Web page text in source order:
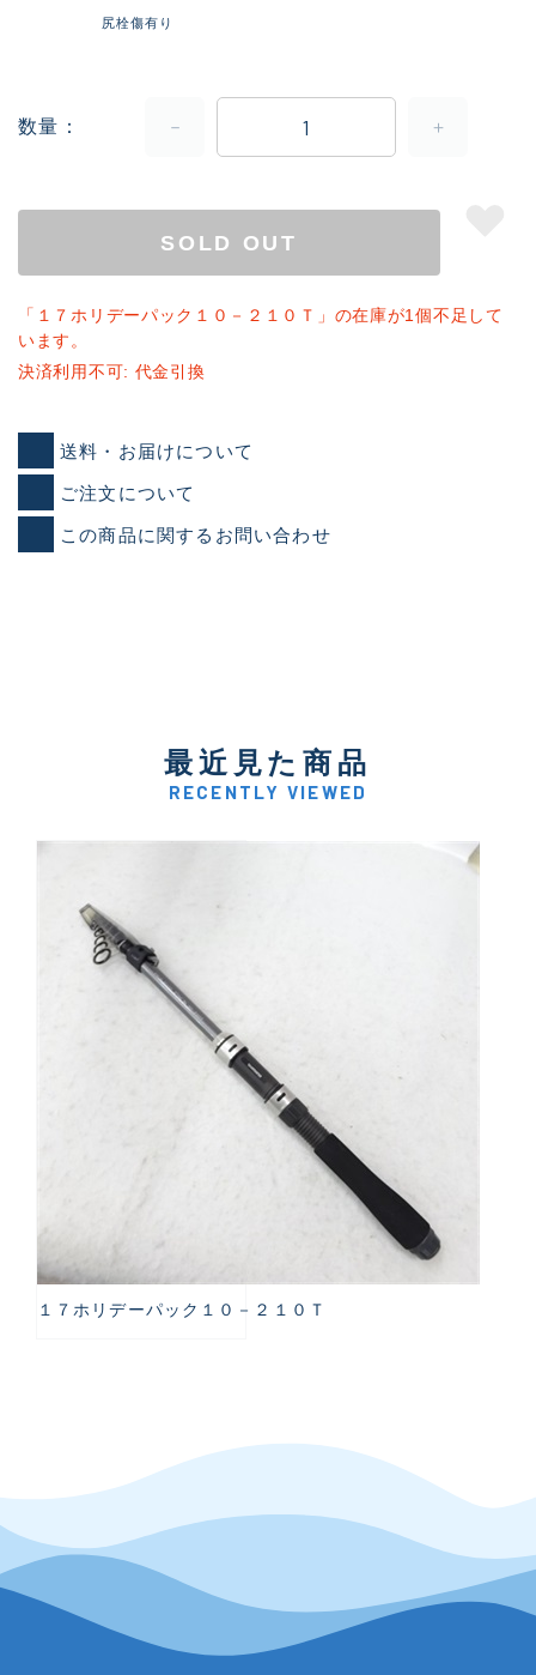
尻栓傷有り
数量
SOLD OUT
「１７ホリデーパック１０－２１０Ｔ」の在庫が1個不足して
います。
決済利用不可: 代金引換
送料・お届けについて
ご注文について
この商品に関するお問い合わせ
最近見た商品
RECENTLY VIEWED
１７ホリデーパック１０－２１０Ｔ